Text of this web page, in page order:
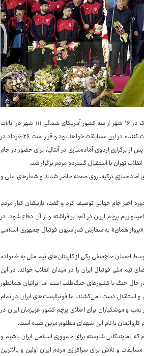
: این مسابقات از ۱۱ ژوئن تا ۱۹ ژوئیه ۲۰۲۶ (۲۱ خرداد تا ۲۸ تیر ۱۴۰۵) به‌صورت مشترک در ۱۶ شهر از سه کشور آمریکای شمالی (۱۱ شهر در ایالات
متحده، سه شهر در مکزیک و دو شهر در کانادا) برگزار می‌شود. ایران یکی از کشورهای شرکت کننده در این مسابقات خواهد بود و قرار است ۲۶ خرداد در
ایرانی قرار است پس از برگزاری اردوی آماده‌سازی در آنتالیا، برای حضور در جام
تهران با استقبال گسترده مردم برگزار شد.
آماده‌سازی ترکیه، روی صحنه حاضر شدند و شعارهای ملی و
اخیر جام جهانی توصیف کرد و گفت: بازیکنان کنار مردم
پرچم ایران در آنجا برافراشته و از آن دفاع شود. در
که سرود رسمی تیم ملی فوتبال ایران در جام جهانی ۲۰۲۶ با صدای «پرواز همای» به سفارش فدراسیون فوتبال جمهوری اسلامی
تیم ملی فوتبال ایران به جام جهانی پیراهن شماره ۱۲ تیم ملی توسط احسان حاج‌صفی یکی از کاپیتان‌های تیم ملی به خانواده
ملی فوتبال ایران را در میدان انقلاب خواند. در این
عزیزمان ایران در حال جنگ با کشورهای جنگ‌طلب است اما ایرانیان همانطور
و استقلال دست نمی‌کشند. ما فوتبالیست‌های ایران در تمام
و موشکباران برای اعتلای پرچم کشور عزیزمان ایران در
کاروانمان با نام این شهدای مظلوم مزین شده است.
نمایندگانی شایسته برای جمهوری اسلامی ایران باشیم و
و تلاش برای سرافرازی مردم ایران اولین و بالاترین